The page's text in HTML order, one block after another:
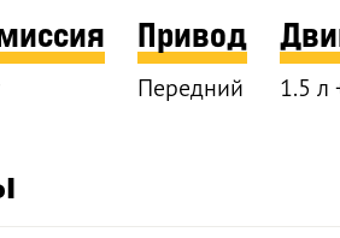
Привод
Передний 1.5 л